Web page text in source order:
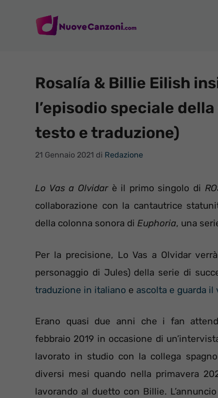
Rosalía & Billie Eilish
l’episodio speciale
testo e traduzione)
21 Gennaio 2021 di Redazione
Lo Vas a Olvidar è il primo singolo di
collaborazione con la cantautrice
della colonna sonora di Euphoria, una
Per la precisione, Lo Vas a Olvidar
personaggio di Jules) della serie di
traduzione in italiano e ascolta e guarda il
Erano quasi due anni che i fan
febbraio 2019 in occasione di
lavorato in studio con la collega
diversi mesi quando nella primavera
lavorando al duetto con Billie.